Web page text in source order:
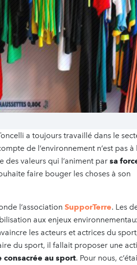
a toujours travaillé dans le
de l’environnement n’est pas à
des valeurs qui l’animent par sa
faire bouger les choses à son
l’association SupporTerre. Les
aux enjeux
les acteurs et actrices du
du sport, il fallait proposer une
consacrée au sport. Pour nous,